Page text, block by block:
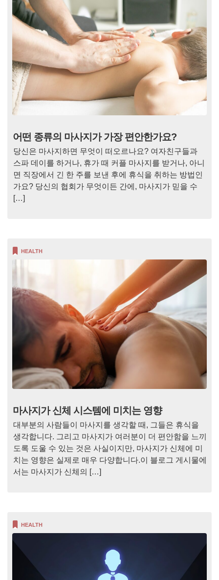
어떤 종류의 마사지가 가장 편안한가요?
당신은 마사지하면 무엇이 떠오르나요? 여자친구들과
스파 데이를 하거나, 휴가 때 커플 마사지를 받거나, 아니
면 직장에서 긴 한 주를 보낸 후에 휴식을 취하는 방법인
가요? 당신의 협회가 무엇이든 간에, 마사지가 믿을 수
[…]
HEALTH
마사지가 신체 시스템에 미치는 영향
대부분의 사람들이 마사지를 생각할 때, 그들은 휴식을
생각합니다. 그리고 마사지가 여러분이 더 편안함을 느끼
도록 도울 수 있는 것은 사실이지만, 마사지가 신체에 미
치는 영향은 실제로 매우 다양합니다.이 블로그 게시물에
서는 마사지가 신체의 […]
HEALTH